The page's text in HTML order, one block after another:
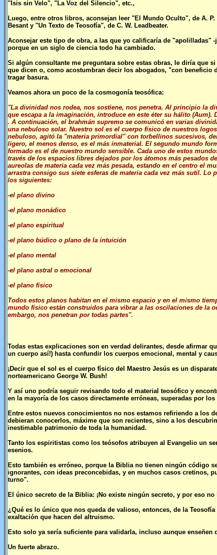
"Isis sin Velo", "La Voz del Silencio", etc.,
Luego, entre otros libros, aconsejan leer "El Mundo Oculto", de A.
Besant y "Un Texto de Teosofía", de C. W. Leadbeater.
Aconsejar este tipo de obra, a las que yo calificaría de "apolilladas"
porque en un siglo de ciencia todo ha cambiado.
Si algún consultante me preguntara sobre estas obras, le diría que
que dicen o, como acostumbran decir los abogados, "con
tragar basura.
Veamos ahora un poco de la cosmogonía teosófica:
"La divinidad nos rodea, nos sostiene, nos penetra. Al principio la
que escapa a la imaginación, introduce en este éter su hálito
. A continuación, el brahmán supremo se comunicó en varias
una nebuloso solar. Nuestro sol es el cuerpo físico de nuestros
nebuloso, agitó la "materia primordial" con torbellinos sucesivos,
ligero, el menos denso, es el más inmaterial. El segundo mundo
formado es el de nuestro mundo sensible. Cada uno de estos
través de los espacios libres dejados por los átomos más pesados
aureolas de materia cada vez más pesada, estando en el centro el
arrastra consigo sus siete esferas de materia cada vez más sutil.
los siguientes:
-el plano divino
-el plano monádico
-el plano espiritual
-el plano búdico o plano de la intuición
-el plano mental
-el plano astral o emocional
-el plano físico
Todos estos planos habitan en el mismo espacio y en el mismo
mundo físico están construidos para vibrar a las oscilaciones de la
embargo, nos penetran por todas partes".
Todas estas explicaciones son en verdad delirantes, desde afirmar
un cuerpo así!) hasta confundir los cuerpos emocional, mental y
¡Decir que el sol es el cuerpo físico del Maestro Jesús es un
norteamericano George W. Bush!
Y así uno podría seguir revisando todo el material teosófico y
en la mayoría de los casos directamente erróneas, superadas por
Entre estos nuevos conocimientos no nos estamos refiriendo a los
debieran conocerlos, máxime que son recientes, sino a los
inestimable patrimonio de toda la humanidad.
Tanto los espiritistas como los teósofos atribuyen al Evangelio un
esenios.
Esto también es erróneo, porque la Biblia no tienen ningún código
ignorantes, con ideas preconcebidas, y en muchos casos cretinos,
turno".
El único secreto de la Biblia: ¡No existe ningún secreto, y por eso
¿Qué es lo único que nos queda de valioso, entonces, de la
exaltación que hacen del altruismo.
Esto solo ya sería suficiente para validarla, incluso aunque enseñen
Un fuerte abrazo.